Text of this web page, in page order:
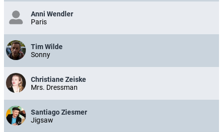
Anni Wendler
Paris
Tim Wilde
Sonny
Christiane Zeiske
Mrs. Dressman
Santiago Ziesmer
Jigsaw